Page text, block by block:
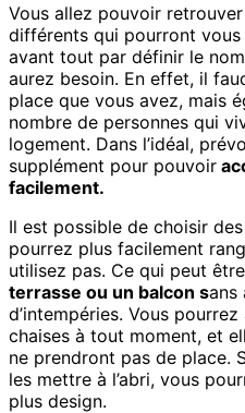
Vous allez pouvoir
différents qui pourront vous
avant tout par définir le
aurez besoin. En effet, il
place que vous avez, mais
nombre de personnes qui
logement. Dans l’idéal,
supplément pour pouvoir
facilement.
Il est possible de choisir
pourrez plus facilement
utilisez pas. Ce qui peut
terrasse ou un balcon sans
d’intempéries. Vous
chaises à tout moment, et
ne prendront pas de place.
les mettre à l’abri, vous
plus design.